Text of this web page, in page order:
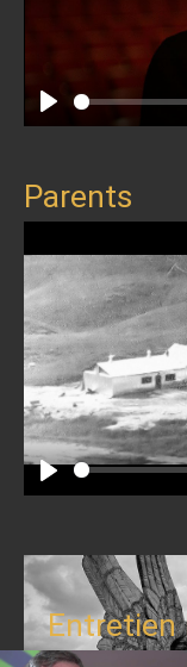
Play
Parents
Play
Entretien